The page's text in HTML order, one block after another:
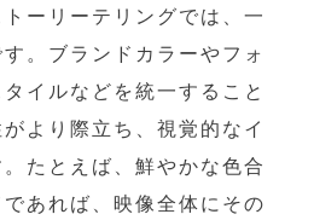
ーリーテリングでは、一
。ブランドカラーやフォ
イルなどを統一すること
より際立ち、視覚的なイ
たとえば、鮮やかな色合
あれば、映像全体にその